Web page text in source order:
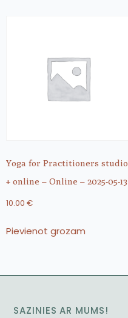
Yoga for Practitioners studio
+ online – Online – 2025-05-13
10.00 €
Pievienot grozam
SAZINIES AR MUMS!